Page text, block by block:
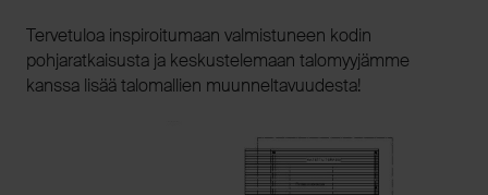
Tervetuloa inspiroitumaan valmistuneen kodin
pohjaratkaisusta ja keskustelemaan talomyyjämme
kanssa lisää talomallien muunneltavuudesta!